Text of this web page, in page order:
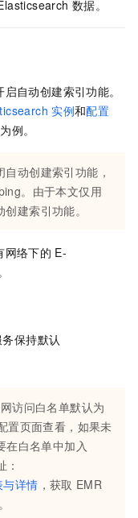
数据。
自动创建索引功能。
实例和配置
例。
动创建索引功能，
。由于本文仅用
建索引功能。
网络下的 E-
保持默认
访问白名单默认为
置页面查看，如果未
在白名单中加入
：
详情 ，获取 EMR